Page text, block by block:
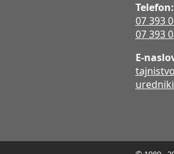
Telefon:
07 393
07 393
E-